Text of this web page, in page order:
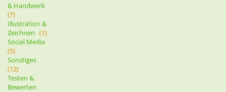
& Handwerk
(7)
Illustration &
Zeichnen (1)
Social Media
(5)
Sonstiges
(12)
Testen &
Bewerten